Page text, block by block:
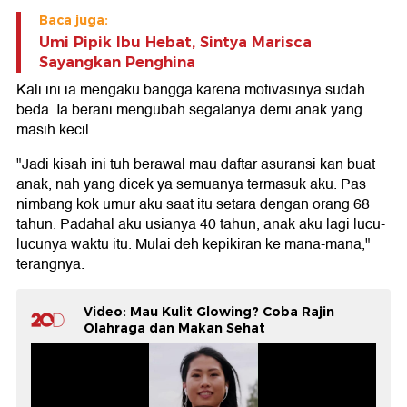
Baca juga:
Umi Pipik Ibu Hebat, Sintya Marisca
Sayangkan Penghina
Kali ini ia mengaku bangga karena motivasinya sudah
beda. Ia berani mengubah segalanya demi anak yang
masih kecil.
"Jadi kisah ini tuh berawal mau daftar asuransi kan buat
anak, nah yang dicek ya semuanya termasuk aku. Pas
nimbang kok umur aku saat itu setara dengan orang 68
tahun. Padahal aku usianya 40 tahun, anak aku lagi lucu-
lucunya waktu itu. Mulai deh kepikiran ke mana-mana,"
terangnya.
Video: Mau Kulit Glowing? Coba Rajin
Olahraga dan Makan Sehat